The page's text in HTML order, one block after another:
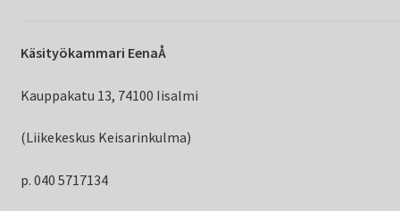
Käsityökammari EenaÅ
Kauppakatu 13, 74100 Iisalmi
(Liikekeskus Keisarinkulma)
p. 040 5717134